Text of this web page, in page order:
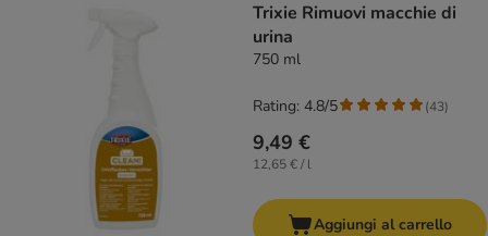
Trixie Rimuovi macchie di
urina
750 ml
9,49 €
12,65 € / l
Rating: 4.8/5 (43)
Aggiungi al carrello